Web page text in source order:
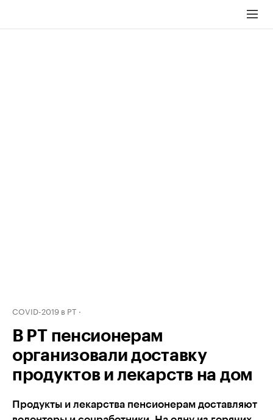
COVID-2019 в РТ
В РТ пенсионерам
организовали доставку
продуктов и лекарств на дом
Продукты и лекарства пенсионерам доставляют